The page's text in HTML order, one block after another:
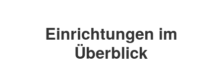
Einrichtungen im
Überblick